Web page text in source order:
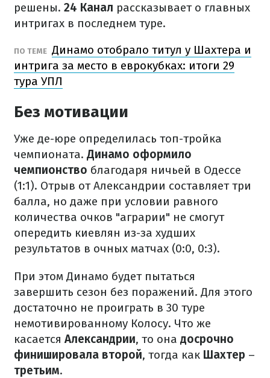
решены. 24 Канал рассказывает о главных
интригах в последнем туре.
ПО ТЕМЕ Динамо отобрало титул у Шахтера и
интрига за место в еврокубках: итоги 29
тура УПЛ
Без мотивации
Уже де-юре определилась топ-тройка
чемпионата. Динамо оформило
чемпионство благодаря ничьей в Одессе
(1:1). Отрыв от Александрии составляет три
балла, но даже при условии равного
количества очков "аграрии" не смогут
опередить киевлян из-за худших
результатов в очных матчах (0:0, 0:3).
При этом Динамо будет пытаться
завершить сезон без поражений. Для этого
достаточно не проиграть в 30 туре
немотивированному Колосу. Что же
касается Александрии, то она досрочно
финишировала второй, тогда как Шахтер –
третьим.